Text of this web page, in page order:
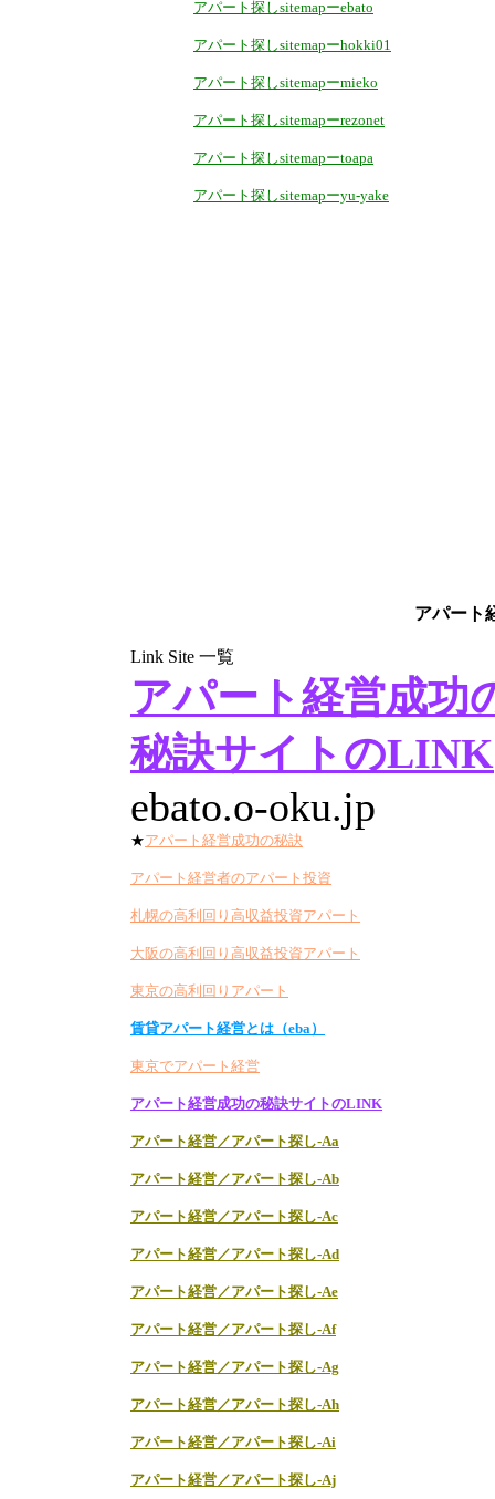
アパート探しsitemapーebato
アパート探しsitemapーhokki01
アパート探しsitemapーmieko
アパート探しsitemapーrezonet
アパート探しsitemapーtoapa
アパート探しsitemapーyu-yake
アパート
Link Site 一覧
アパート経営成功
秘訣サイトのLINK
ebato.o-oku.jp
★アパート経営成功の秘訣
アパート経営者のアパート投資
札幌の高利回り高収益投資アパート
大阪の高利回り高収益投資アパート
東京の高利回りアパート
賃貸アパート経営とは（eba）
東京でアパート経営
アパート経営成功の秘訣サイトのLINK
アパート経営／アパート探し-Aa
アパート経営／アパート探し-Ab
アパート経営／アパート探し-Ac
アパート経営／アパート探し-Ad
アパート経営／アパート探し-Ae
アパート経営／アパート探し-Af
アパート経営／アパート探し-Ag
アパート経営／アパート探し-Ah
アパート経営／アパート探し-Ai
アパート経営／アパート探し-Aj